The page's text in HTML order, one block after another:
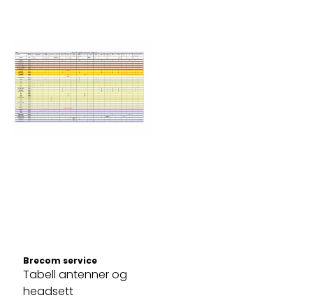
Brecom service
Tabell antenner og
headsett